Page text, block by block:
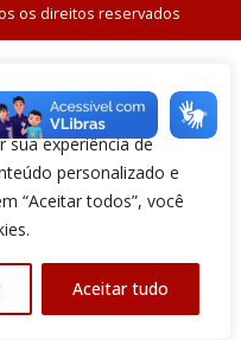
sua experiência de
personalizado e
“Aceitar todos”, você
Aceitar tudo
os direitos reservados